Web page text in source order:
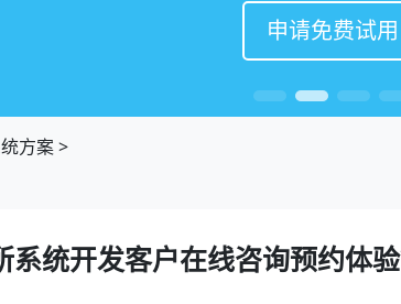
申请免费试用
申请免费试用
申请免费试用
申请免费试用
方案>
系统开发客户在线咨询预约体验